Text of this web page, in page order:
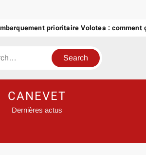
prioritaire Volotea : comment
CANEVET
Dernières actus